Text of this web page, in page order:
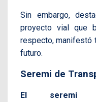
Sin embargo,
proyecto vial que
respecto, manifestó
futuro.
Seremi de
El seremi